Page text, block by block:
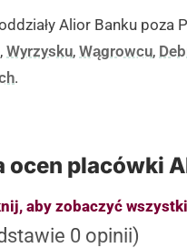
Alior Banku poza
, Wyrzysku, Wągrowcu,
.
ocen placówki
0 opinii)
aby zobaczyć